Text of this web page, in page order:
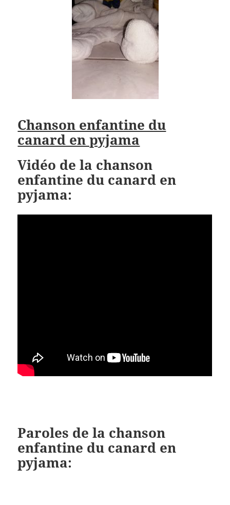
Chanson enfantine du
canard en pyjama
Vidéo de la chanson
enfantine du canard en
pyjama:
Paroles de la chanson
enfantine du canard en
pyjama: